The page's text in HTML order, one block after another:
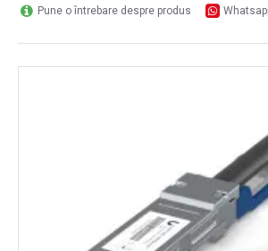
Pune o întrebare despre produs